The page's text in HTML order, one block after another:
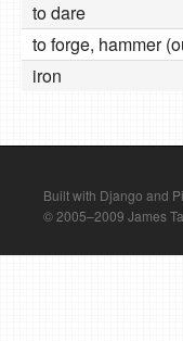
to dare
to forge, hammer
iron
Built with Django and
© 2005–2009 James